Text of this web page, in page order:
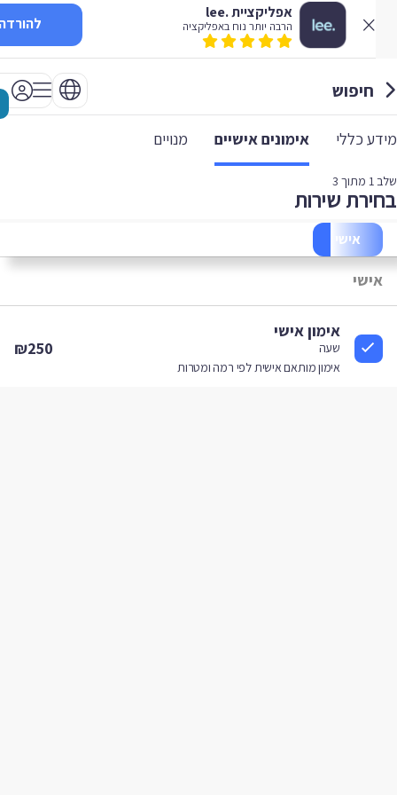
אפליקציית .lee
הרבה יותר נוח באפליקציה להורדה
חיפוש
כללי אימונים אישיים מנויים
1מתוך 3
שירות
אישי
אימון אישי
אימון מותאם אישית לפי רמה ומטרות
₪250